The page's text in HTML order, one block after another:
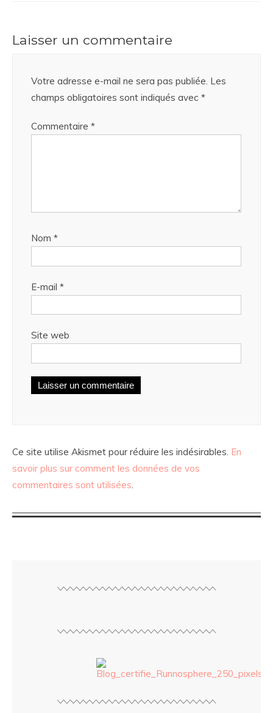
Laisser un commentaire
Votre adresse e-mail ne sera pas publiée. Les
champs obligatoires sont indiqués avec *
Commentaire *
Nom *
E-mail *
Site web
Ce site utilise Akismet pour réduire les indésirables. En
savoir plus sur comment les données de vos
commentaires sont utilisées.